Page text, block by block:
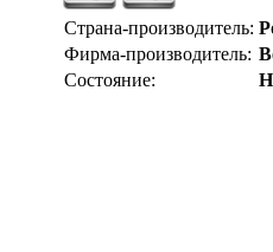
Страна-производитель:
Фирма-производитель:
Состояние: